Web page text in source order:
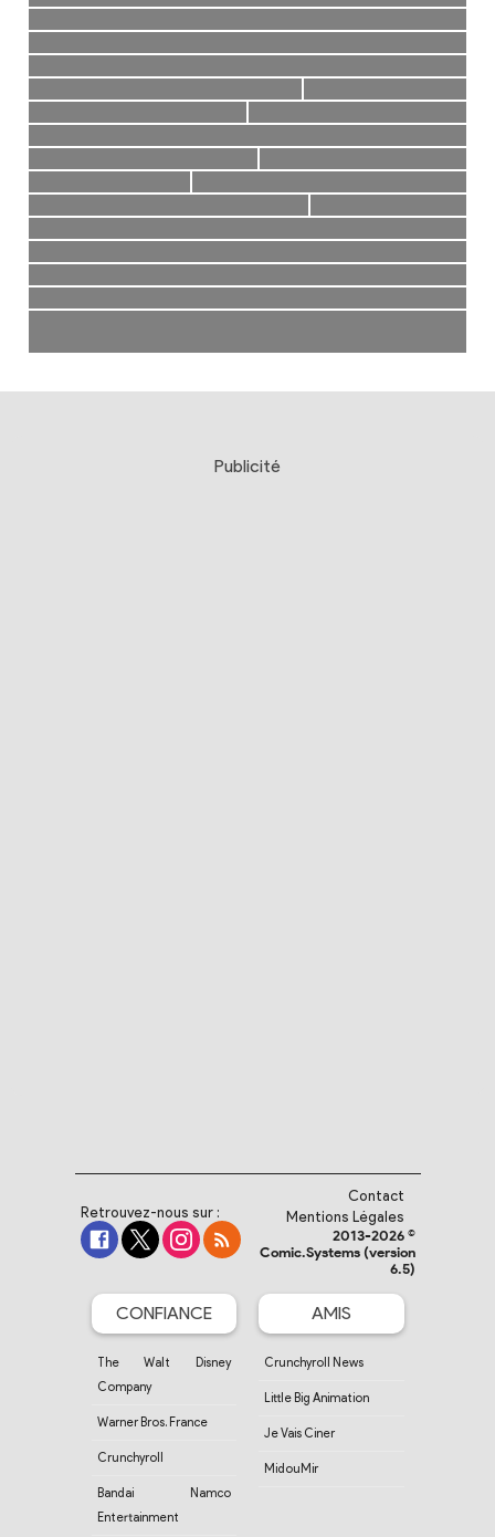
Publicité
Retrouvez-nous sur :
Contact
Mentions Légales
2013-2026 ©
Comic.Systems (version
6.5)
CONFIANCE
The Walt Disney
Company
Warner Bros. France
Crunchyroll
Bandai Namco
Entertainment
AMIS
Crunchyroll News
Little Big Animation
Je Vais Ciner
MidouMir